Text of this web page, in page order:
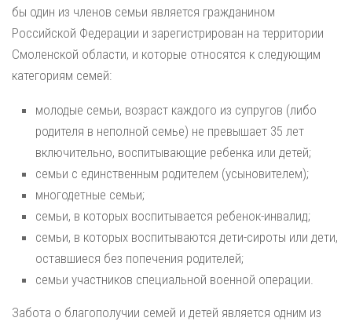
бы один из членов семьи является гражданином
Российской Федерации и зарегистрирован на территории
Смоленской области, и которые относятся к следующим
категориям семей:
молодые семьи, возраст каждого из супругов (либо
родителя в неполной семье) не превышает 35 лет
включительно, воспитывающие ребенка или детей;
семьи с единственным родителем (усыновителем);
многодетные семьи;
семьи, в которых воспитывается ребенок-инвалид;
семьи, в которых воспитываются дети-сироты или дети,
оставшиеся без попечения родителей;
семьи участников специальной военной операции.
Забота о благополучии семей и детей является одним из